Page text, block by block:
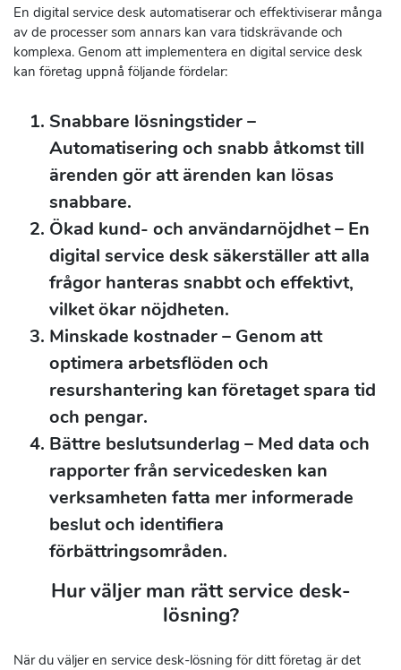
En digital service desk automatiserar och effektiviserar många
av de processer som annars kan vara tidskrävande och
komplexa. Genom att implementera en digital service desk
kan företag uppnå följande fördelar:
Snabbare lösningstider–
Automatisering och snabb åtkomst till
ärenden gör att ärenden kan lösas
snabbare.
Ökad kund- och användarnöjdhet– En
digital service desk säkerställer att alla
frågor hanteras snabbt och effektivt,
vilket ökar nöjdheten.
Minskade kostnader– Genom att
optimera arbetsflöden och
resurshantering kan företaget spara tid
och pengar.
Bättre beslutsunderlag – Med data och
rapporter från servicedesken kan
verksamheten fatta mer informerade
beslut och identifiera
förbättringsområden.
Hur väljer man rätt service desk-
lösning?
När du väljer en service desk-lösning för ditt företag är det